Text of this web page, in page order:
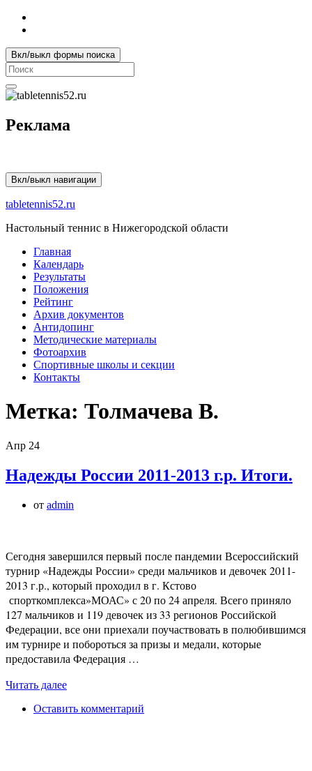
Вкл/выкл формы поиска
Search
for:
Реклама
Вкл/выкл навигации
tabletennis52.ru
Настольный теннис в Нижегородской области
Главная
Календарь
Результаты
Положения
Рейтинг
Архив документов
Антидопинг
Методические материалы
Фотоархив
Спортивные школы и секции
Контакты
Метка: Толмачева В.
Апр 24
Надежды России 2011-2013 г.р. Итоги.
от admin
Сегодня завершился первый после пандемии Всероссийский
турнир «Надежды России» среди мальчиков и девочек 2011-
2013 г.р., который проходил в г. Кстово
спорткомплекса»МОАС» с 20 по 24 апреля. Всего приняло
127 мальчиков и 119 девочек из 33 регионов Российской
Федерации, все они приехали поучаствовать в полюбившимся
им турнире и побороться за призы и медали, которые
предоставила Федерация …
Читать далее
Оставить комментарий